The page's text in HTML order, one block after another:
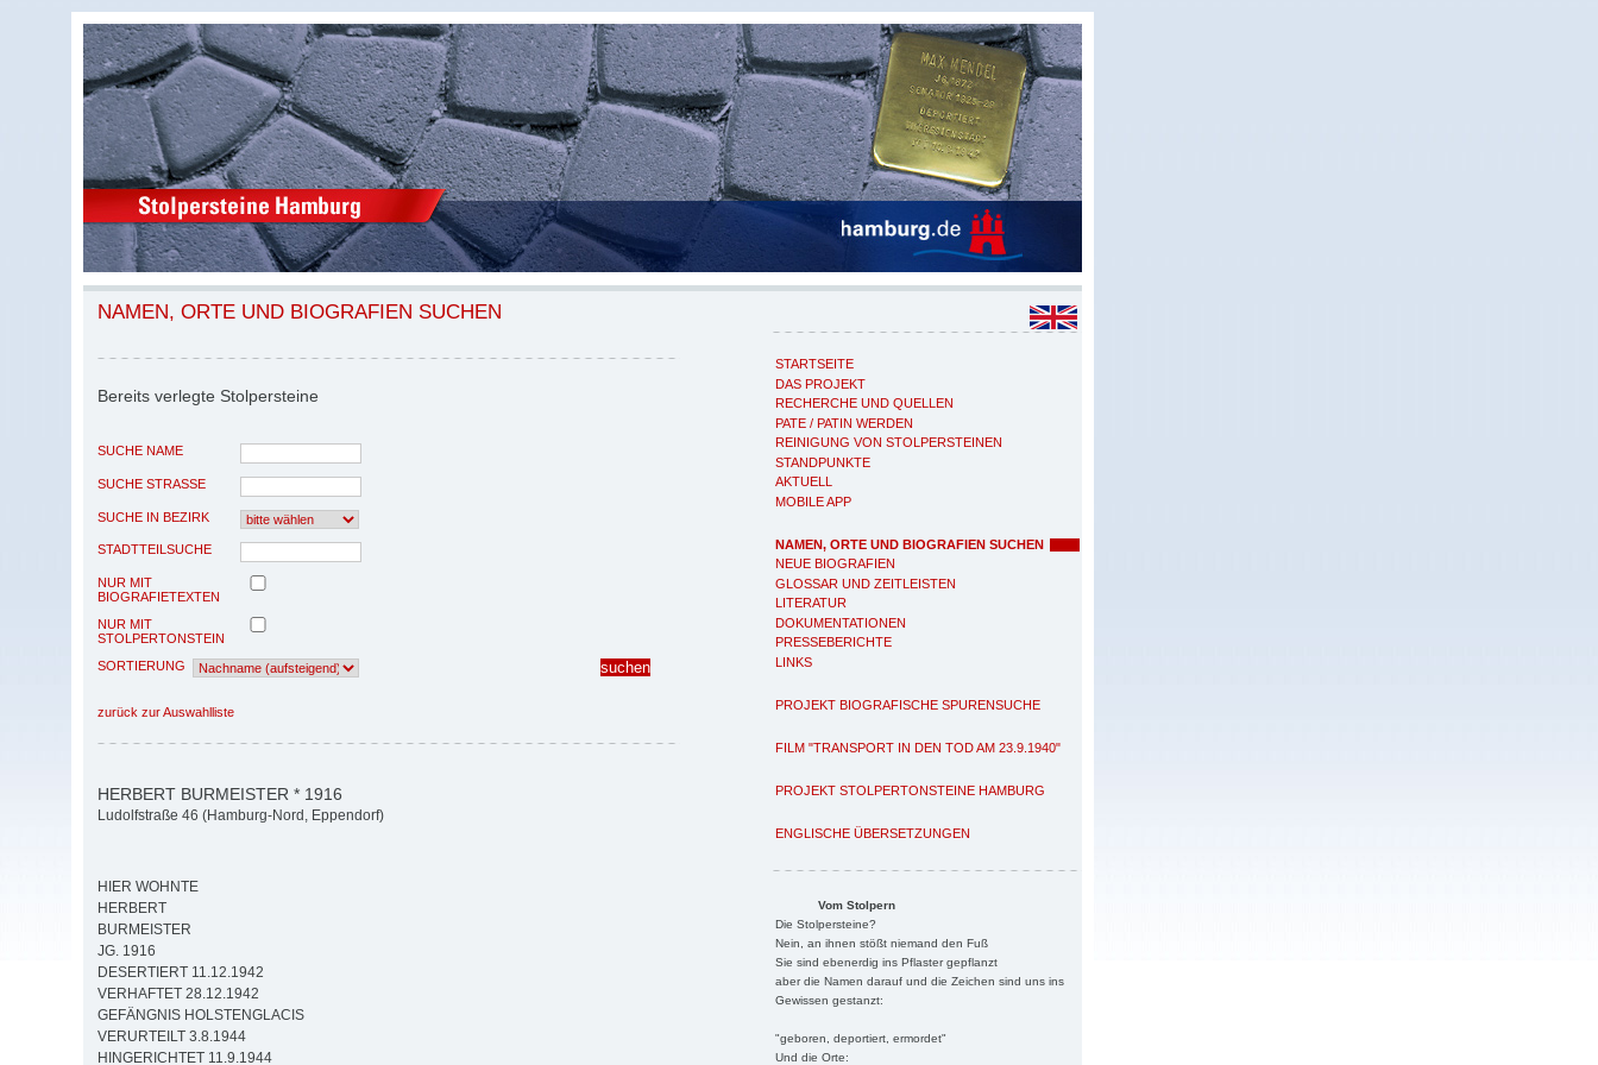
STARTSEITE
DAS PROJEKT
RECHERCHE UND QUELLEN
PATE / PATIN WERDEN
REINIGUNG VON STOLPERSTEINEN
STANDPUNKTE
AKTUELL
MOBILE APP
NAMEN, ORTE UND BIOGRAFIEN SUCHEN
NEUE BIOGRAFIEN
GLOSSAR UND ZEITLEISTEN
LITERATUR
DOKUMENTATIONEN
PRESSEBERICHTE
LINKS
PROJEKT BIOGRAFISCHE SPURENSUCHE
FILM "TRANSPORT IN DEN TOD AM 23.9.1940"
PROJEKT STOLPERTONSTEINE HAMBURG
ENGLISCHE ÜBERSETZUNGEN
Vom Stolpern
Die Stolpersteine?
Nein, an ihnen stößt niemand den Fuß
Sie sind ebenerdig ins Pflaster gepflanzt
aber die Namen darauf und die Zeichen sind uns ins
Gewissen gestanzt:
"geboren, deportiert, ermordet"
Und die Orte:
NAMEN, ORTE UND BIOGRAFIEN SUCHEN
Bereits verlegte Stolpersteine
SUCHE NAME
SUCHE STRASSE
SUCHE IN BEZIRK
STADTTEILSUCHE
NUR MIT
BIOGRAFIETEXTEN
NUR MIT
STOLPERTONSTEIN
SORTIERUNG
zurück zur Auswahlliste
HERBERT BURMEISTER * 1916
Ludolfstraße 46 (Hamburg-Nord, Eppendorf)
HIER WOHNTE
HERBERT
BURMEISTER
JG. 1916
DESERTIERT 11.12.1942
VERHAFTET 28.12.1942
GEFÄNGNIS HOLSTENGLACIS
VERURTEILT 3.8.1944
HINGERICHTET 11.9.1944